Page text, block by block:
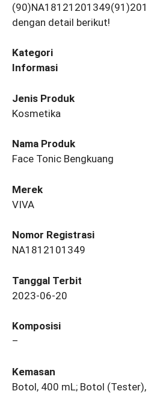
dengan detail berikut!
Kategori
Informasi
Jenis Produk
Kosmetika
Nama Produk
Face Tonic Bengkuang
Merek
VIVA
Nomor Registrasi
NA1812101349
Tanggal Terbit
2023-06-20
Komposisi
–
Kemasan
Botol, 400 mL; Botol